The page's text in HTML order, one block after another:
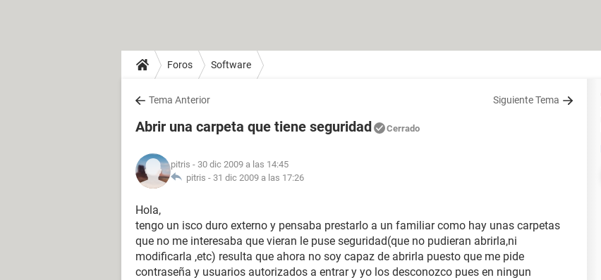
Foros Software
Tema Anterior Siguiente Tema
Abrir una carpeta que tiene seguridad Cerrado
pitris - 30 dic 2009 a las 14:45
pitris - 31 dic 2009 a las 17:26
Hola,
tengo un isco duro externo y pensaba prestarlo a un familiar como hay unas carpetas
que no me interesaba que vieran le puse seguridad(que no pudieran abrirla,ni
modificarla ,etc) resulta que ahora no soy capaz de abrirla puesto que me pide
contraseña y usuarios autorizados a entrar y yo los desconozco pues en ningun